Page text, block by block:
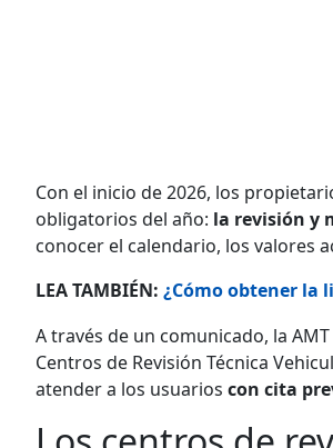
Con el inicio de 2026, los
obligatorios del año: la revisión y
conocer el calendario, los valores
LEA TAMBIÉN: ¿Cómo obtener la
A través de un comunicado, la
Centros de Revisión Técnica
atender a los usuarios con cita